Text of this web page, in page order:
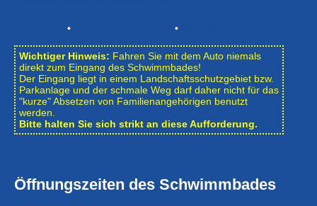
• •
Wichtiger Hinweis: Fahren Sie mit dem Auto niemals
direkt zum Eingang des Schwimmbades!
Der Eingang liegt in einem Landschafts­schutzgebiet bzw.
Park­anlage und der schmale Weg darf daher nicht für das
"kurze" Absetzen von Familienangehörigen benutzt
werden.
Bitte halten Sie sich strikt an diese Aufforderung.
Öffnungszeiten des Schwimmbades